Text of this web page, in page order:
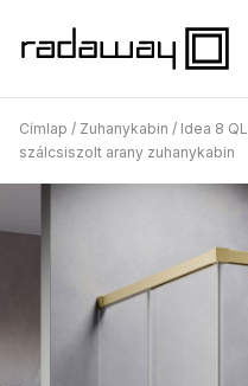
Címlap / Zuhanykabin / Idea 8
szálcsiszolt arany zuhanykabin